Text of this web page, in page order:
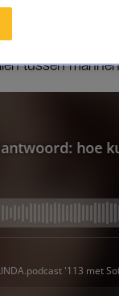
is om over
tussen